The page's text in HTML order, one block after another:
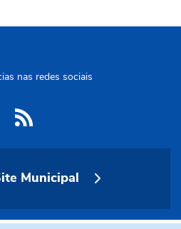
nas redes sociais
Municipal